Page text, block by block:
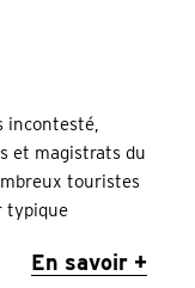
incontesté,
et magistrats du
touristes
typique
En savoir +